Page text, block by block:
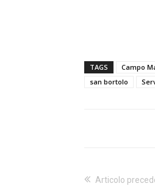
TAGS Campo
san bortolo
Articolo